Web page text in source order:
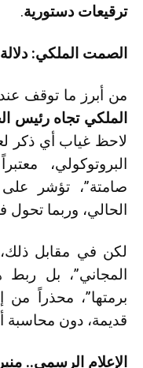
ترقيعات دستورية.
الصمت الملكي:
من أبرز ما توقف
الملكي تجاه
لاحظ غياب أي ذكر
البروتوكولي،
صامتة”، تؤشر
الحالي، وربما تحول
لكن في مقابل
المجاني”، بل ربط
برمتها”، محذراً من
قديمة، دون محاسبة
الإعلام الرسمي..